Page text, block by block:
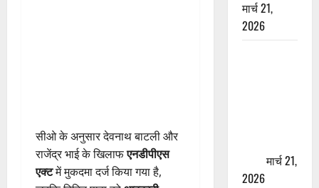
सीओ के अनुसार देवनाथ बाटली और
राजेंद्र भाई के खिलाफएनडीपीएस
एक्टमें मुकदमा दर्ज किया गया है,
मार्च 21,
2026
मार्च 21,
2026